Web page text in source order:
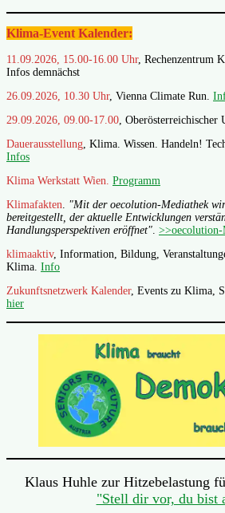
Klima-Event Kalender:
11.09.2026, 15.00-16.00 Uhr, Rechenzentrum
Infos demnächst
26.09.2026, 10.30 Uhr, Vienna Climate Run.
29.09.2026, 09.00-17.00, Oberösterreichischer
Dauerausstellung, Klima. Wissen. Handeln!
Infos
Klima Werkstatt Wien. Programm
Klimafakten. "Mit der oecolution-Mediathek
bereitgestellt, der aktuelle Entwicklungen
Handlungsperspektiven eröffnet". >>oecolution-
klimaaktiv, Information, Bildung,
Klima. Info
Zukunftsnetzwerk Kalender, Events zu Klima,
hier
Klaus Huhle zur Hitzebelastung
"Stell dir vor, du bist